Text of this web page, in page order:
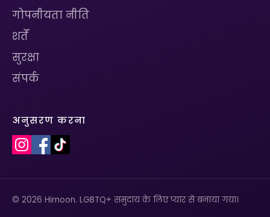
गोपनीयता नीति
शर्तें
सुरक्षा
संपर्क
अनुसरण करना
© 2026 Himoon. LGBTQ+ समुदाय के लिए प्यार से बनाया गया।